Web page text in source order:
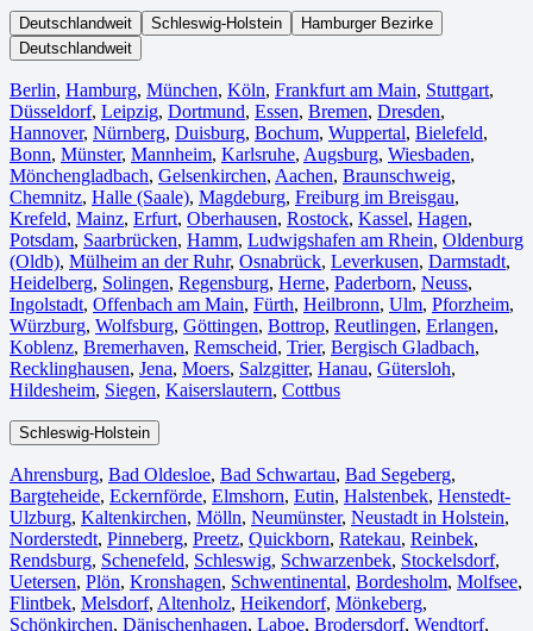
Deutschlandweit Schleswig-Holstein
Hamburger Bezirke
Deutschlandweit
Berlin⁠, Hamburg, München, Köln⁠, Frankfurt am Main, Stuttgart,
Düsseldorf, Leipzig, Dortmund, Essen, Bremen, Dresden,
Hannover, Nürnberg, Duisburg⁠, Bochum, Wuppertal⁠, Bielefeld⁠,
Bonn⁠, Münster⁠, Mannheim, Karlsruhe, Augsburg, Wiesbaden⁠,
Mönchengladbach⁠, Gelsenkirchen⁠, Aachen⁠, Braunschweig,
Chemnitz⁠, Halle (Saale)⁠, Magdeburg, Freiburg im Breisgau⁠,
Krefeld⁠, Mainz⁠, Erfurt, Oberhausen⁠, Rostock⁠, Kassel⁠, Hagen,
Potsdam, Saarbrücken⁠, Hamm, Ludwigshafen am Rhein⁠, Oldenburg
(Oldb), Mülheim an der Ruhr, Osnabrück⁠, Leverkusen, Darmstadt⁠,
Heidelberg, Solingen, Regensburg, Herne⁠, Paderborn, Neuss,
Ingolstadt, Offenbach am Main, Fürth⁠, Heilbronn, Ulm⁠, Pforzheim,
Würzburg, Wolfsburg⁠, Göttingen, Bottrop, Reutlingen, Erlangen⁠,
Koblenz, Bremerhaven⁠, Remscheid, Trier⁠, Bergisch Gladbach,
Recklinghausen, Jena⁠, Moers⁠, Salzgitter⁠, Hanau, Gütersloh,
Hildesheim⁠, Siegen⁠, Kaiserslautern⁠, Cottbus⁠
Schleswig-Holstein
Ahrensburg, Bad Oldesloe, Bad Schwartau, Bad Segeberg,
Bargteheide, Eckernförde, Elmshorn, Eutin, Halstenbek, Henstedt-
Ulzburg, Kaltenkirchen, Mölln, Neumünster, Neustadt in Holstein,
Norderstedt, Pinneberg, Preetz, Quickborn, Ratekau, Reinbek,
Rendsburg, Schenefeld, Schleswig, Schwarzenbek, Stockelsdorf,
Uetersen, Plön, Kronshagen, Schwentinental, Bordesholm, Molfsee,
Flintbek, Melsdorf, Altenholz, Heikendorf, Mönkeberg,
Schönkirchen, Dänischenhagen, Laboe, Brodersdorf, Wendtorf,